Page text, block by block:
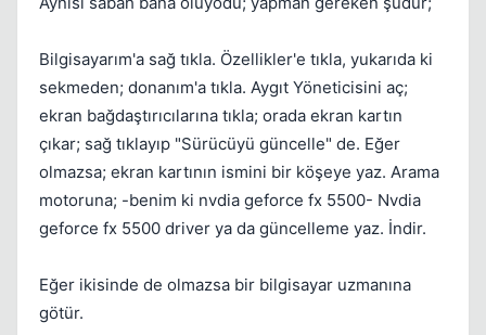
Bilgisayarım'a sağ tıkla. Özellikler'e tıkla, yukarıda ki
sekmeden; donanım'a tıkla. Aygıt Yöneticisini aç;
ekran bağdaştırıcılarına tıkla; orada ekran kartın
çıkar; sağ tıklayıp "Sürücüyü güncelle" de. Eğer
olmazsa; ekran kartının ismini bir köşeye yaz. Arama
motoruna; -benim ki nvdia geforce fx 5500- Nvdia
geforce fx 5500 driver ya da güncelleme yaz. İndir.
Eğer ikisinde de olmazsa bir bilgisayar uzmanına
götür.